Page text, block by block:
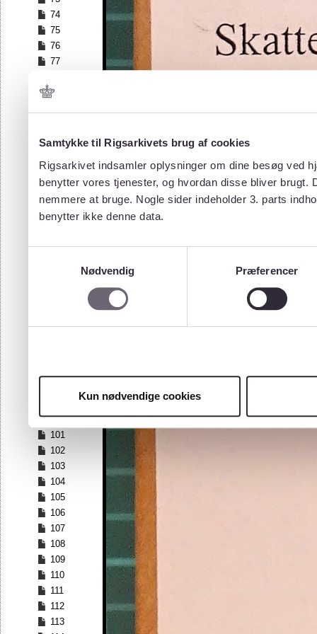
Samtykke til Rigsarkivets brug af cookies
Rigsarkivet indsamler oplysninger om dine besøg ved
benytter vores tjenester, og hvordan disse bliver
nemmere at bruge. Nogle sider indeholder 3. parts
benytter ikke denne data.
Nødvendig
Præferencer
Kun nødvendige cookies
74
75
76
77
79
82
84
85
86
87
89
94
100
101
102
103
104
105
106
107
108
109
110
111
112
113